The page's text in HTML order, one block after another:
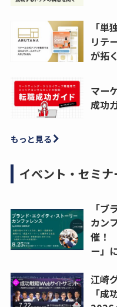
「
リテ
が拓
マー
成功
もっと見る
イベント・セミナ
「
カン
催！
ー」
江崎
「